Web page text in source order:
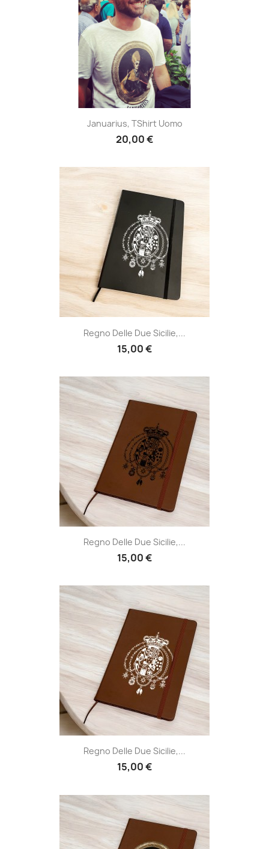
Januarius, TShirt Uomo
20,00 €
Regno Delle Due Sicilie,...
15,00 €
Regno Delle Due Sicilie,...
15,00 €
Regno Delle Due Sicilie,...
15,00 €